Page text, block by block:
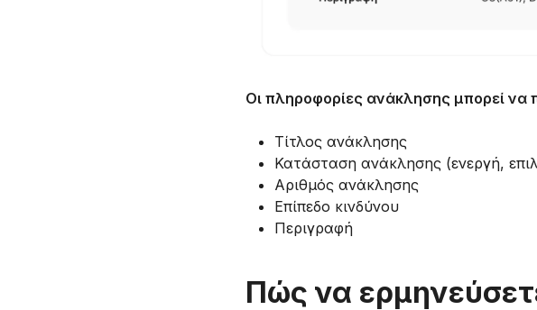
Οι πληροφορίες ανάκλησης μπορεί
Τίτλος ανάκλησης
Κατάσταση ανάκλησης (ενεργή,
Αριθμός ανάκλησης
Επίπεδο κινδύνου
Περιγραφή
Πώς να